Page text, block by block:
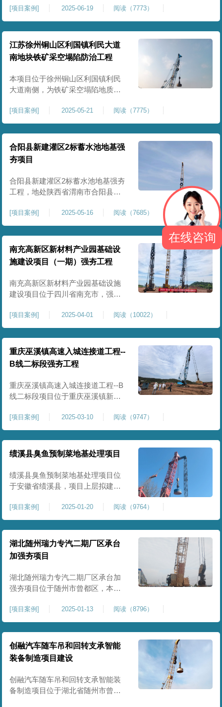
积约 20000 平方米，采用满场强夯
加固方式改善场地工程地质条件，
有效提高地基承载力、控制不均匀
沉降，满足变电站各类构支架、电
气设备及配套设施建设标准。本项
目是嵩县重要电力基础设施，投运
后优化区域电网布局，增强当
[项目案例] 2025-06-19 阅读（7773）
江苏徐州铜山区利国镇利民大道
南地块铁矿采空塌陷防治工程
本项目位于徐州铜山区利国镇利民
大道南侧，为铁矿采空塌陷地质灾
35000㎡。针对区域铁矿开采遗留的
地层松散、裂隙发育、塌陷沉降等
隐患，采用强夯工艺加固场地地
基，消除采空地质风险，提升场地
整体稳定性与承载力，彻底改善地
块建设条件，实现矿区地质灾害治
理与土地安全利用。
[项目案例] 2025-05-21 阅读（7775）
合阳县新建灌区2标蓄水池地基强
夯项目
合阳县新建灌区2标蓄水池地基强夯
工程，地处陕西省渭南市合阳县，
的关键前置工程，主要服务于片区
农业灌溉蓄水配套建设，为后续蓄
水池主体施工筑牢地基基础，保障
灌区水利设施长期稳定运行。本工
程核心施工内容为蓄水池场地地基
强夯加固处理，总强夯施工面积
25000㎡，施工完成后场地上部将新
[项目案例] 2025-05-16 阅读（7685）
南充高新区新材料产业园基础设
施建设项目（一期）强夯工程
南充高新区新材料产业园基础设施
建设项目位于四川省南充市，强夯
软弱土、回填土等复杂地质，采用
强夯地基加固，深层加固地基、提
升承载力、严控工后沉降，为厂
房、道路及配套设施筑牢基础。本
项目施工作业面积大，我司将整个
场地施工区域合理划分为若干个区
段，分区分段施工，投入强夯设备3
[项目案例] 2025-04-01 阅读（10022）
重庆巫溪镇高速入城连接道工程--
B线二标段强夯工程
重庆巫溪镇高速入城连接道工程--B
线二标段项目位于重庆巫溪镇新建
形成，回填完成，强夯施工一次，
极大考验我司与土方单位交叉施工
能力。每标段强夯施工完成，现场
工程师组织三方验收一次，确认工
施工质量，确保工程整体质量。在
施工过程中我司严格按照设计规范
[项目案例] 2025-03-10 阅读（9747）
绩溪县臭鱼预制菜地基处理项目
绩溪县臭鱼预制菜地基处理项目位
于安徽省绩溪县，项目上层拟建生
米。本项目场地后续使用要求较
高，设计拟采用大夯击能进行场地
地基加固处理，我司配备FW5000A
大型强夯机一台，并配备28m龙门架
一幅辅助高能级强夯施工，配备
85T，直径为2m，高度为2.2m的柱
锤一个，柱锤接地面积更小，强夯
穿透
[项目案例] 2025-01-20 阅读（9764）
湖北随州瑞力专汽二期厂区承台
加强夯项目
湖北随州瑞力专汽二期厂区承台加
强夯项目位于随州市曾都区，本项
要求采用强夯置换工艺进行加固处
理，要求经处理深度不小于8米，地
基承载力不小于180Kpa，该项目场
地周边已有建筑物，且本项目采用
夯击能较大，夯击次数较多，为确
保场地临近建筑物安全性，我司在
临近建筑物的场地界限开挖减震沟
[项目案例] 2025-01-13 阅读（8796）
创融汽车随车吊和回转支承智能
装备制造项目建设
创融汽车随车吊和回转支承智能装
备制造项目位于湖北省随州市曾都
在线咨询